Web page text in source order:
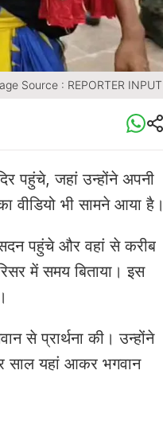
Source : REPORTER INPUT
पहुंचे, जहां उन्होंने अपनी
वीडियो भी सामने आया है।
पहुंचे और वहां से करीब
में समय बिताया। इस
से प्रार्थना की। उन्होंने
साल यहां आकर भगवान